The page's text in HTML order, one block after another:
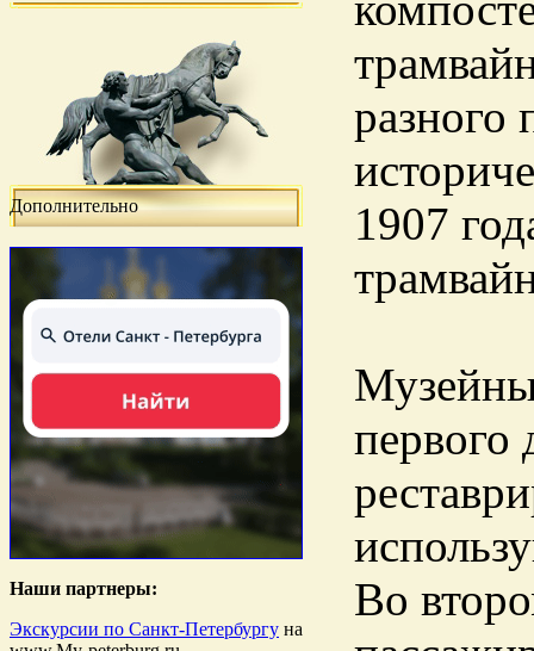
Дополнительно
Наши партнеры:
Экскурсии по Санкт-Петербургу на
разного
1907
первого
Во